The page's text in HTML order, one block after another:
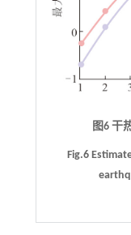
图6 干
Fig.6